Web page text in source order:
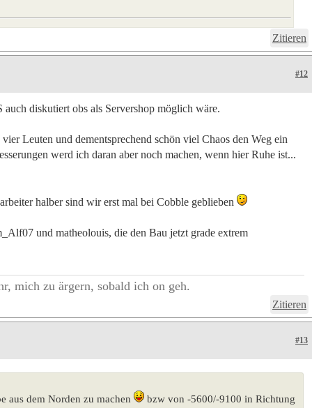
Zitieren
#12
diskutiert obs als Servershop möglich wäre.
Leuten und dementsprechend schön viel Chaos den Weg ein
werd ich daran aber noch machen, wenn hier Ruhe ist...
halber sind wir erst mal bei Cobble geblieben
und matheolouis, die den Bau jetzt grade extrem
mich zu ärgern, sobald ich on geh.
Zitieren
#13
aus dem Norden zu machen
bzw von -5600/-9100 in Richtung